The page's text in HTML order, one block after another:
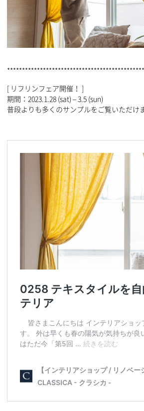
[ リフリンフェア開催！ ]
期間：2023.1.28 (sat) – 3.5 (sun)
普段よりも多くのサンプルをご覧いただけ